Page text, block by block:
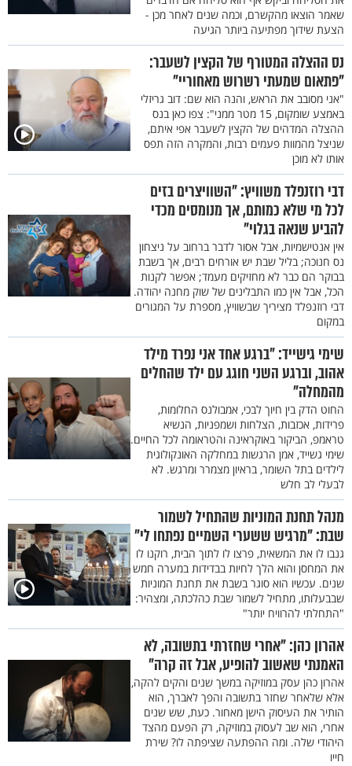
שאמר הוצאו מהקשרם, וכמה שנים לאחר מכן -
הצעת שידוך מפתיעה ביותר הגיעה
נס ההצלה המטורף של הקצין לשעבר:
"פתאום שמעתי רשרוש מאחוריי"
"אני מסובב את הראש, והנה הוא שם: דוב גריזלי
באמצע שומקום, 15 מטר ממני": צפו כאן בנס
ההצלה המדהים של הקצין לשעבר אפי איתם,
שניצל מהמוות פעמים רבות, והמקרה הזה תפס
אותו לא מוכן
דבי רוזנפלד משוויץ: "השוויצרים בזים
לכל מי שלא כמותם, אך מנומסים מכדי
להביע שנאה בגלוי"
אין אנטישמיות, אבל אסור לדבר ברחוב על ניצחון
נס חנוכה; בליל שבת יש אורחים רבים, אך בשבת
בבוקר הם כבר לא מחזיקים מעמד; אפשר לקנות
הכל, אבל אין כמו התבלינים של שוק מחנה יהודה.
דבי רוזנפלד מציריך שבשוויץ, מספרת על המגורים
במקום
שימי גישייד: "ברגע אחד אני נפרד מילד
אהוב, וברגע השני חוגג עם ילד שהחלים
מהמחלה"
החוט הדק בין חיוך לבכי, אמבולנס החלומות,
פרידות, אכזבות, הצלחות ושמפניות, הנשיא
טראמפ, הביקור באוקראינה והטראומה לכל החיים.
שימי גשייד, אמן הרגשות במחלקה האונקולוגית
לילדים בתל השומר, בראיון מצמרר ומרגש. לא
לבעלי לב חלש
מנהל תחנת המוניות שהתחיל לשמור
שבת: "מרגיש ששערי השמיים נפתחו לי"
גנבו לו את המשאית, פרצו לו לתוך הבית, רוקנו לו
את המחסן והוא הלך לחיות בבדידות במערה חמש
שנים. עכשיו הוא סוגר בשבת את תחנת המוניות
שבבעלותו, מתחיל לשמור שבת כהלכתה, ומצהיר:
"התחלתי להרוויח יותר"
אהרון כהן: "אחרי שחזרתי בתשובה, לא
האמנתי שאשוב להופיע, אבל זה קרה"
אהרון כהן עסק במוזיקה במשך שנים והקים להקה,
אלא שלאחר שחזר בתשובה והפך לאברך, הוא
הותיר את העיסוק הישן מאחור. כעת, שש שנים
אחרי, הוא שב לעסוק במוזיקה, רק הפעם מהצד
היהודי שלה. ומה ההפתעה שציפתה לו? שירת
חייו